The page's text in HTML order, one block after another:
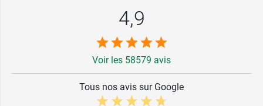
4,9
Voir les 58579 avis
Tous nos avis sur Google